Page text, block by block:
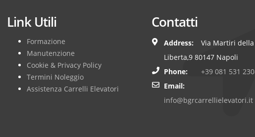
Link Utili
Formazione
Manutenzione
Cookie & Privacy Policy
Termini Noleggio
Assistenza Carrelli Elevatori
Contatti
Address:
Via Martiri della
Liberta,9 80147 Napoli
Phone:
+39 081 531
Email:
info@bgrcarrellielevatori.it